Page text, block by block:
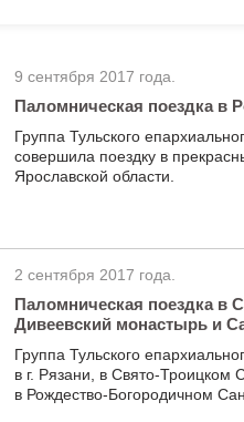
9 сентября 2017 года.
Паломническая поездка в
Группа Тульского
совершила поездку в
Ярославской области.
2 сентября 2017 года.
Паломническая поездка в
Дивеевский монастырь и
Группа Тульского
в г. Рязани, в Свято-
в Рождество-Богородичном